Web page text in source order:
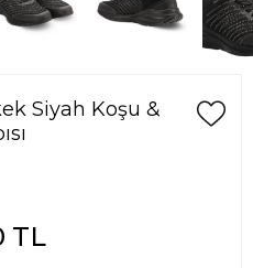
Siyah Koşu &
TL